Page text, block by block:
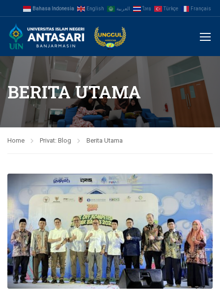
Bahasa Indonesia English العربية ไทย Türkçe Français
BERITA UTAMA
Home Privat: Blog Berita Utama